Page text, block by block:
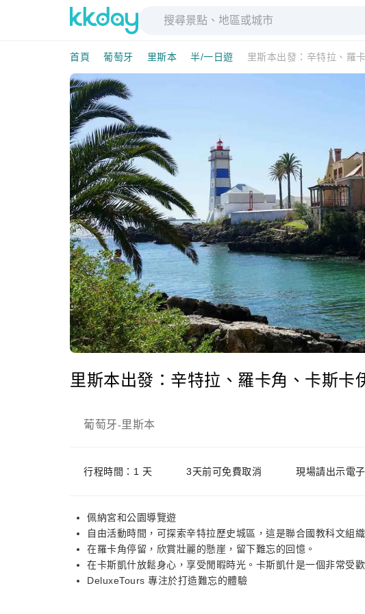
首頁 葡萄牙 里斯本 半/一日遊 里斯本出發：辛特拉、羅
里斯本出發：辛特拉、羅卡角、卡斯卡
葡萄牙-里斯本
行程時間：1 天 3天前可免費取消 現場請出示電
佩納宮和公園導覽遊
自由活動時間，可探索辛特拉歷史城區，這是聯合國教科文組織
在羅卡角停留，欣賞壯麗的懸崖，留下難忘的回憶。
在卡斯凱什放鬆身心，享受閒暇時光。卡斯凱什是一個非常受
DeluxeTours 專注於打造難忘的體驗